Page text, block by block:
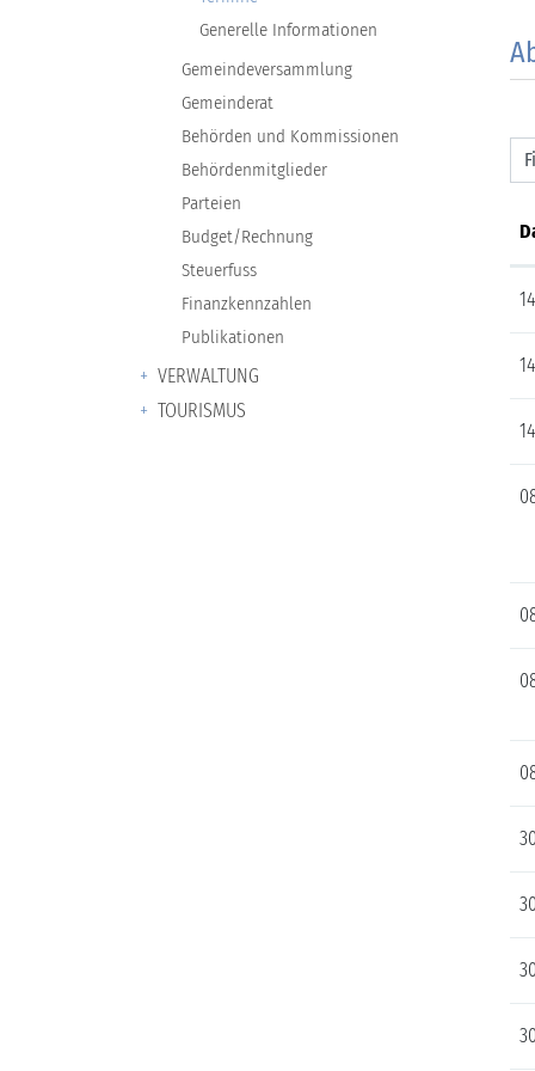
Generelle Informationen
Gemeindeversammlung
Gemeinderat
Behörden und Kommissionen
Behördenmitglieder
Parteien
Budget/Rechnung
Steuerfuss
Finanzkennzahlen
Publikationen
VERWALTUNG
TOURISMUS